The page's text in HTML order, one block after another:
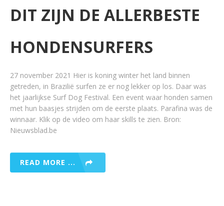
DIT ZIJN DE ALLERBESTE
HONDENSURFERS
27 november 2021 Hier is koning winter het land binnen
getreden, in Brazilië surfen ze er nog lekker op los. Daar was
het jaarlijkse Surf Dog Festival. Een event waar honden samen
met hun baasjes strijden om de eerste plaats. Parafina was de
winnaar. Klik op de video om haar skills te zien. Bron:
Nieuwsblad.be
READ MORE ...